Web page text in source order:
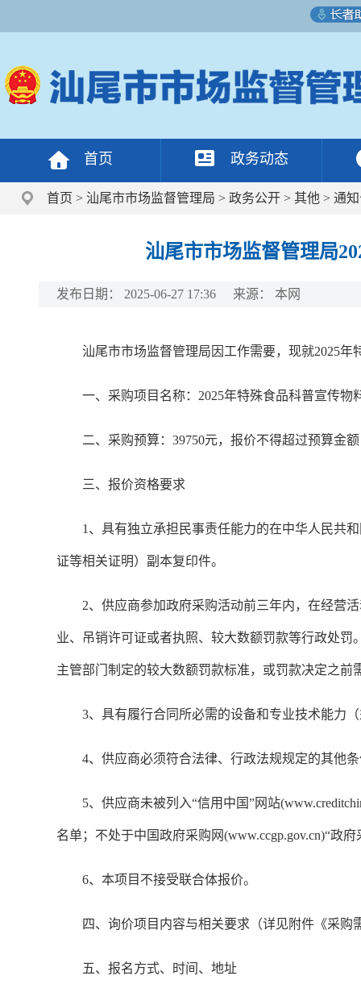
首页 政务动态
首页 > 汕尾市市场监督管理局 > 政务公开 > 其他 > 通
汕尾市市场监督管理局
发布日期： 2025-06-27 17:36 来源： 本网
汕尾市市场监督管理局因工作需要，现就2025
一、采购项目名称：2025年特殊食品科普宣传物
二、采购预算：39750元，报价不得超过预算金
三、报价资格要求
1、具有独立承担民事责任能力的在中华人民共
证等相关证明）副本复印件。
2、供应商参加政府采购活动前三年内，在经营
业、吊销许可证或者执照、较大数额罚款等行政处
主管部门制定的较大数额罚款标准，或罚款决定之
3、具有履行合同所必需的设备和专业技术能力
4、供应商必须符合法律、行政法规规定的其他
5、供应商未被列入“信用中国”网站
名单；不处于中国政府采购网(www.ccgp.gov.cn)“政
6、本项目不接受联合体报价。
四、询价项目内容与相关要求（详见附件《采购
五、报名方式、时间、地址